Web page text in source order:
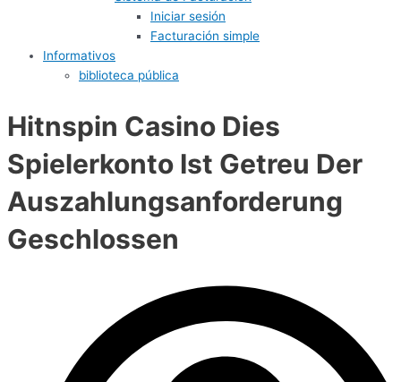
Iniciar sesión
Facturación simple
Informativos
biblioteca pública
Hitnspin Casino Dies
Spielerkonto Ist Getreu Der
Auszahlungsanforderung
Geschlossen